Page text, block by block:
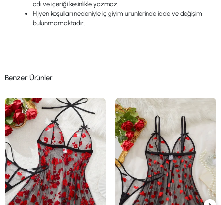
adı ve içeriği kesinlikle yazmaz.
Hijyen koşulları nedeniyle iç giyim ürünlerinde iade ve değişim
bulunmamaktadır.
Benzer Ürünler